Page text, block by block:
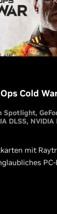
Cold
Spotlight
DLSS
mit